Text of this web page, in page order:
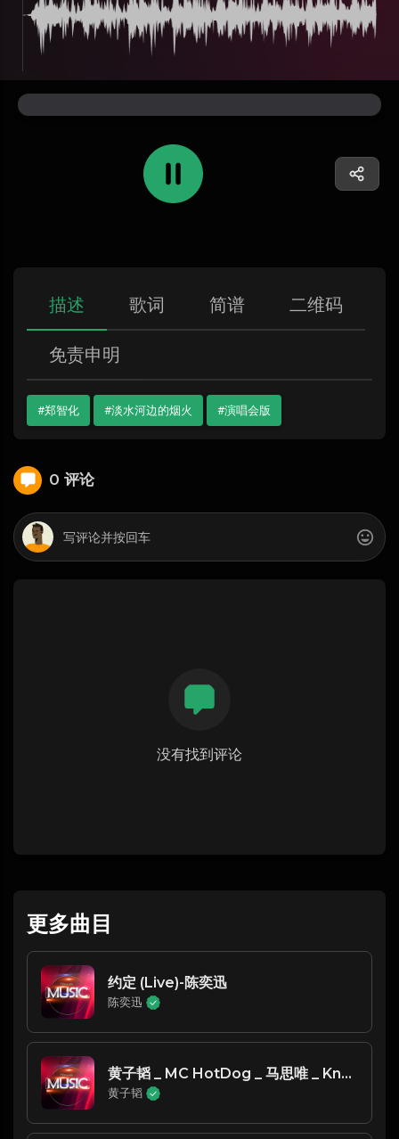
描述 歌词 简谱 二维码
免责申明
#郑智化 #淡水河边的烟火 #演唱会版
0 评论
没有找到评论
更多曲目
约定 (Live)-陈奕迅
陈奕迅
黄子韬 _ MC HotDog _ 马思唯 _ KnowKnow _ Rich Brian - 新世代榜样
黄子韬